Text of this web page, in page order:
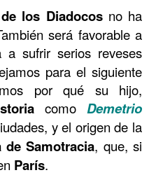
los Diadocosno ha
será favorable a
sufrir serios reveses
para el siguiente
por qué su hijo,
como Demetrio
y el origen de la
de Samotracia, que, si
París.